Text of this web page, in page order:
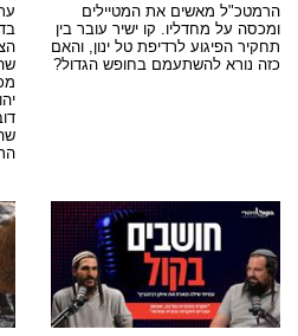
הרמטכ"ל מאשים את המטיילים
ומכסה על מחדליו. קו ישיר עובר בין
תחקיר הפיגוע לרדיפת טל ינון, והאם
כזה נורא להשתעמם בחופש הגדול?